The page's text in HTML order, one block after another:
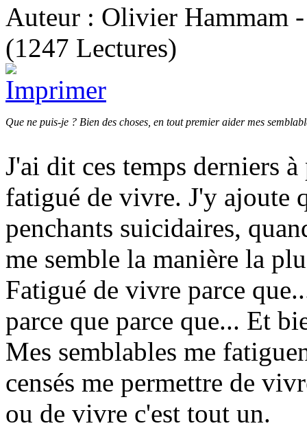
Auteur : Olivier Hammam
(1247 Lectures)
Que ne puis-je ? Bien des choses, en tout premier aider mes
J'ai dit ces temps derniers
fatigué de vivre. J'y ajoute
penchants suicidaires,
me semble la manière la
Fatigué de vivre parce
parce que parce que... Et
Mes semblables me
censés me permettre de
ou de vivre c'est tout un.